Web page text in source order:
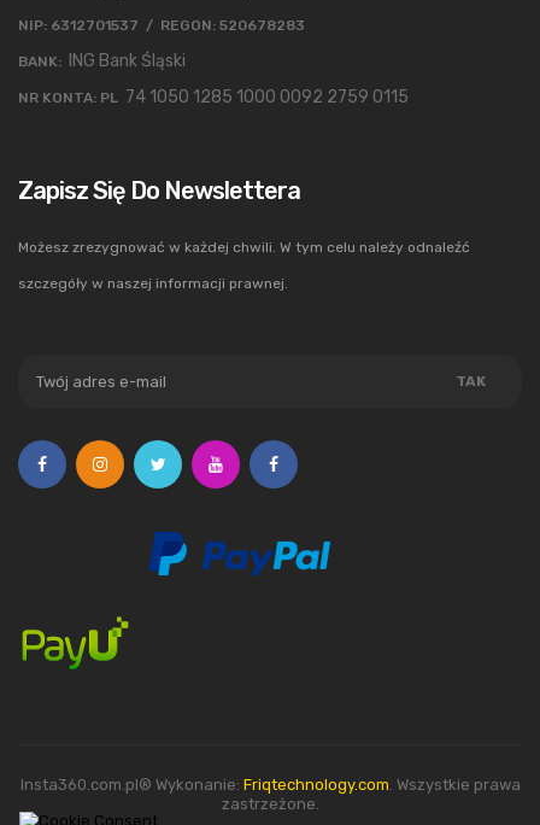
NIP: 6312701537 / REGON: 520678283
BANK: ING Bank Śląski
NR KONTA: PL 74 1050 1285 1000 0092 2759 0115
Zapisz Się Do Newslettera
Możesz zrezygnować w każdej chwili. W tym celu należy odnaleźć
szczegóły w naszej informacji prawnej.
Insta360.com.pl® Wykonanie: Friqtechnology.com . Wszystkie prawa
zastrzeżone.